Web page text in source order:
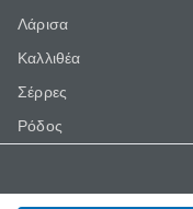
Λάρισα
Καλλιθέα
Σέρρες
Ρόδος